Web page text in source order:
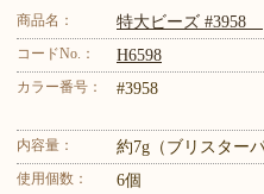
商品名： 特大ビーズ #3958
コードNo.： H6598
カラー番号： #3958
内容量： 約7g（ブリスター
使用個数： 6個